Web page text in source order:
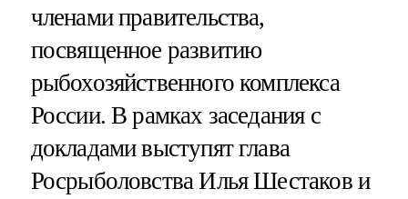
членами правительства,
посвященное развитию
рыбохозяйственного комплекса
России. В рамках заседания с
докладами выступят глава
Росрыболовства Илья Шестаков и